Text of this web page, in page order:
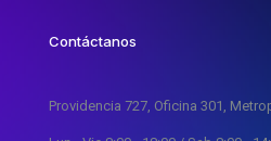
Contáctanos
Providencia 727, Oficina 301,